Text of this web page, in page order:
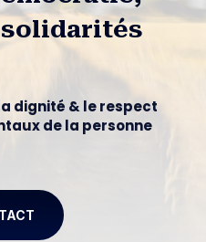
dignité & le respect
de la personne